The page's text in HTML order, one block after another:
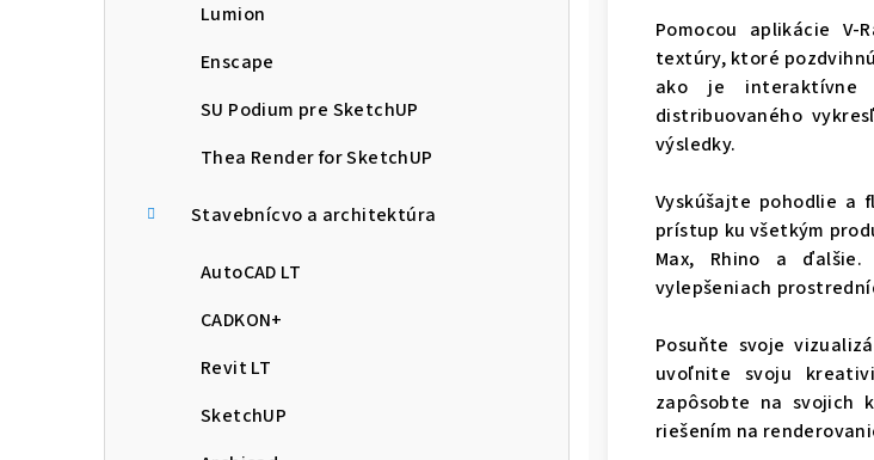
Lumion
Enscape
SU Podium pre SketchUP
Thea Render for SketchUP
Stavebnícvo a architektúra
AutoCAD LT
CADKON+
Revit LT
SketchUP
Pomocou aplikácie
textúry, ktoré
ako je interaktívne
distribuovaného
Vyskúšajte pohodlie a
prístup ku všetkým
Max, Rhino a
vylepšeniach
Posuňte svoje
uvoľnite svoju
zapôsobte na svojich
riešením na